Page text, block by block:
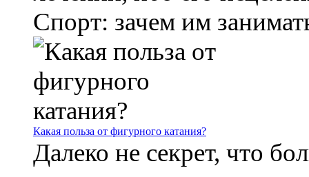
Спорт: зачем им
Какая польза от фигурного катания?
Далеко не секрет, что